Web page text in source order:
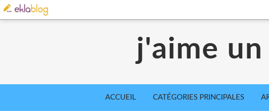
j'aime
ACCUEIL CATÉGORIES PRINCIPALES